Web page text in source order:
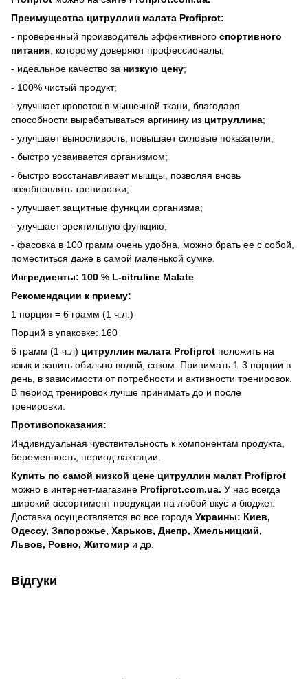
Преимущества цитруллин малата Profiprot:
- проверенный производитель эффективного спортивного
питания , которому доверяют профессионалы;
- идеальное качество за низкую цену;
- 100% чистый продукт;
- улучшает кровоток в мышечной ткани, благодаря
способности вырабатываться аргинину из цитруллина;
- улучшает выносливость, повышает силовые показатели;
- быстро усваивается организмом;
- быстро восстанавливает мышцы, позволяя вновь
возобновлять тренировки;
- улучшает защитные функции организма;
- улучшает эректильную функцию;
- фасовка в 100 грамм очень удобна, можно брать ее с собой,
поместиться даже в самой маленькой сумке.
Ингредиенты: 100 % L-citruline Malate
Рекомендации к приему:
1 порция = 6 грамм (1 ч.л.)
Порций в упаковке: 160
6 грамм (1 ч.л) цитруллин малата Profiprot положить на
язык и запить обильно водой, соком. Принимать 1-3 порции в
день, в зависимости от потребности и активности тренировок.
В период тренировок лучше принимать до и после
тренировки.
Противопоказания:
Индивидуальная чувствительность к компонентам продукта,
беременность, период лактации.
Купить по самой низкой цене цитруллин малат Profiprot
можно в интернет-магазине Profiprot.com.ua. У нас всегда
широкий ассортимент продукции на любой вкус и бюджет.
Доставка осуществляется во все города Украины: Киев,
Одессу, Запорожье, Харьков, Днепр, Хмельницкий,
Львов, Ровно, Житомир и др.
Відгуки